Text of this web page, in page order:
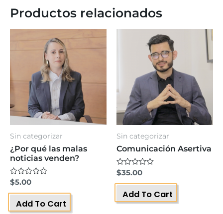
Productos relacionados
Sin categorizar
¿Por qué las malas
noticias venden?
Valorado
con
0
$5.00
Add To Cart
Sin categorizar
Comunicación Asertiva
Valorado
con
0
$35.00
Add To Cart